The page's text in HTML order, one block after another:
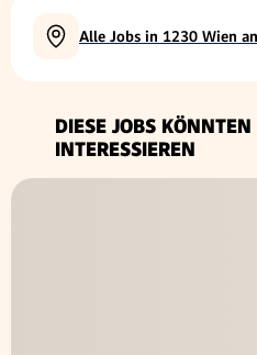
Alle Jobs in 1230 Wien
DIESE JOBS
INTERESSIEREN